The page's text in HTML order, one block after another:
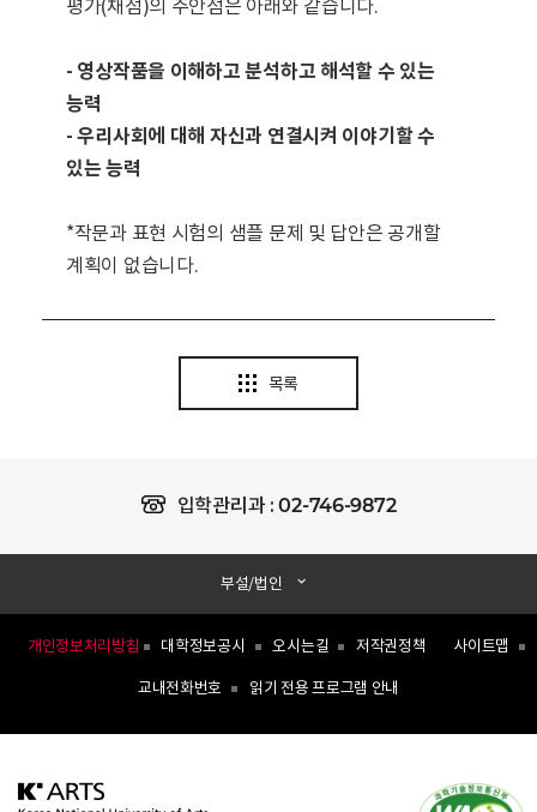
평가(채점)의 주안점은 아래와 같습니다.
- 영상작품을 이해하고 분석하고 해석할 수 있는
능력
- 우리사회에 대해 자신과 연결시켜 이야기할 수
있는 능력
*작문과 표현 시험의 샘플 문제 및 답안은 공개할
계획이 없습니다.
목록
입학관리과 :02-746-9872
개인정보처리방침 대학정보공시 오시는길 저작권정책 사이트맵
교내전화번호 읽기 전용 프로그램 안내
부설/법인